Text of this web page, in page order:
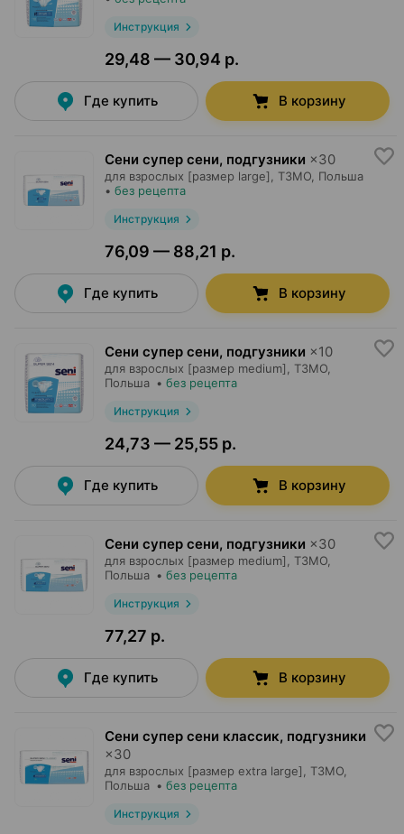
Инструкция
29,48 — 30,94 р.
Где купить В корзину
Сени супер сени, подгузники ×30
для взрослых [размер large], ТЗМО , Польша
• без рецепта
Инструкция
76,09 — 88,21 р.
Где купить В корзину
Сени супер сени, подгузники ×10
для взрослых [размер medium], ТЗМО
Польша • без рецепта
Инструкция
24,73 — 25,55 р.
Где купить В корзину
Сени супер сени, подгузники ×30
для взрослых [размер medium], ТЗМО
Польша • без рецепта
Инструкция
77,27 р.
Где купить В корзину
Сени супер сени классик, подгузники
×30
для взрослых [размер extra large], ТЗМО
Польша • без рецепта
Инструкция